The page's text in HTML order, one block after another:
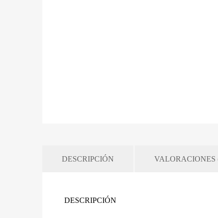
DESCRIPCIÓN VALORACIONES
DESCRIPCIÓN